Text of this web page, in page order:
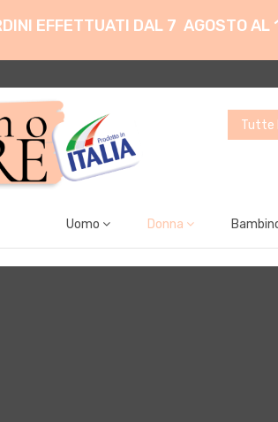
EFFETTUATI DAL 7 AGOSTO
Uomo Donna